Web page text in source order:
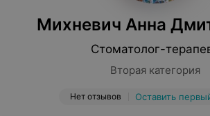
Михневич Анна
Стоматолог-
Вторая категория
Нет отзывов Оставить